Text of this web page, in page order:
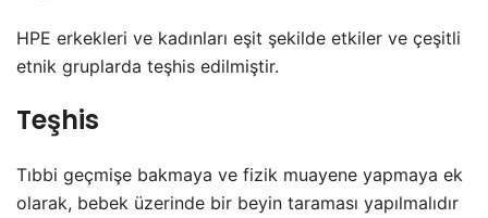
HPE erkekleri ve kadınları eşit şekilde etkiler ve çeşitli
etnik gruplarda teşhis edilmiştir.
Teşhis
Tıbbi geçmişe bakmaya ve fizik muayene yapmaya ek
olarak, bebek üzerinde bir beyin taraması yapılmalıdır